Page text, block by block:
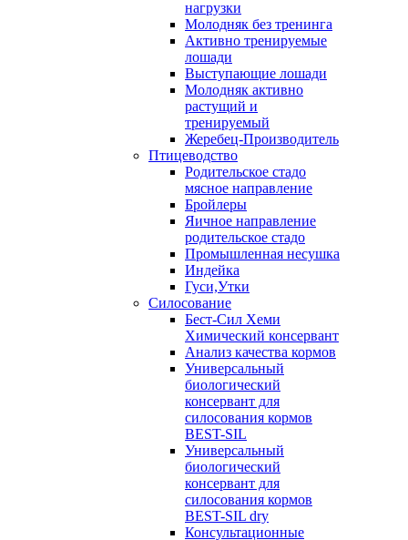
нагрузки
Молодняк без тренинга
Активно тренируемые
лошади
Выступающие лошади
Молодняк активно
растущий и
тренируемый
Жеребец-Производитель
Птицеводство
Родительское стадо
мясное направление
Бройлеры
Яичное направление
родительское стадо
Промышленная несушка
Индейка
Гуси,Утки
Силосование
Бест-Сил Хеми
Химический консервант
Анализ качества кормов
Универсальный
биологический
консервант для
силосования кормов
BEST-SIL
Универсальный
биологический
консервант для
силосования кормов
BEST-SIL dry
Консультационные